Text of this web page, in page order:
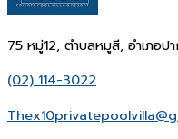
75 หมู่12, ตำบลหมูสี, อำเภอ
(02) 114-3022